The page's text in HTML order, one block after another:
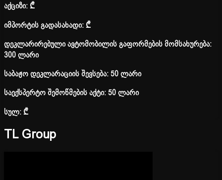
აქციზი:₾
იმპორტის გადასახადი:₾
დეკლარირებული ავტომობილის გაფორმების მომსახურება:
300 ლარი
საბაჟო დეკლარაციის შევსება: 50 ლარი
საექსპერტო შემოწმების აქტი: 50 ლარი
სულ:₾
TL Group